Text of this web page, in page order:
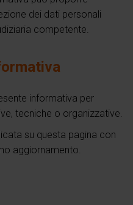
dei dati personali
competente.
informativa per
tecniche o organizzative.
su questa pagina con
aggiornamento.